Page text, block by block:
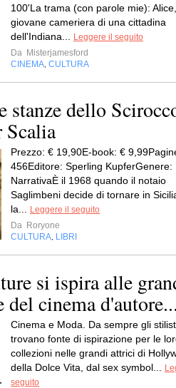
100'La trama (con parole mie): Alice,
giovane cameriera di una cittadina
dell'Indiana...
Leggere il seguito
Da Misterjamesford
CINEMA CULTURA
stanze dello
Scalia
Prezzo: € 19,90E-book: €
456Editore: Sperling KupferGenere:
NarrativaÈ il 1968 quando il notaio
Saglimbeni decide di tornare in
la...
Leggere il seguito
Da Roryone
CULTURA LIBRI
si ispira alle
cinema d'autore...
Cinema e Moda. Da sempre gli
trovano fonte di ispirazione per le
collezioni nelle grandi attrici di
della Dolce Vita, dal sex symbol...
seguito